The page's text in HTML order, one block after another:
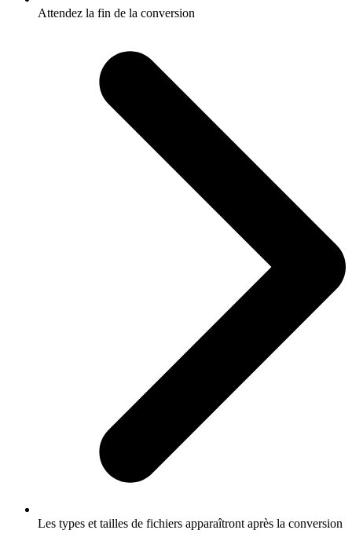
Attendez la fin de la conversion
Les types et tailles de fichiers apparaîtront après la conversion